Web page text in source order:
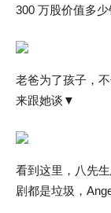
300 万股价值多
老爸为了孩子，
来跟她谈▼
看到这里，八先
剧都是垃圾，